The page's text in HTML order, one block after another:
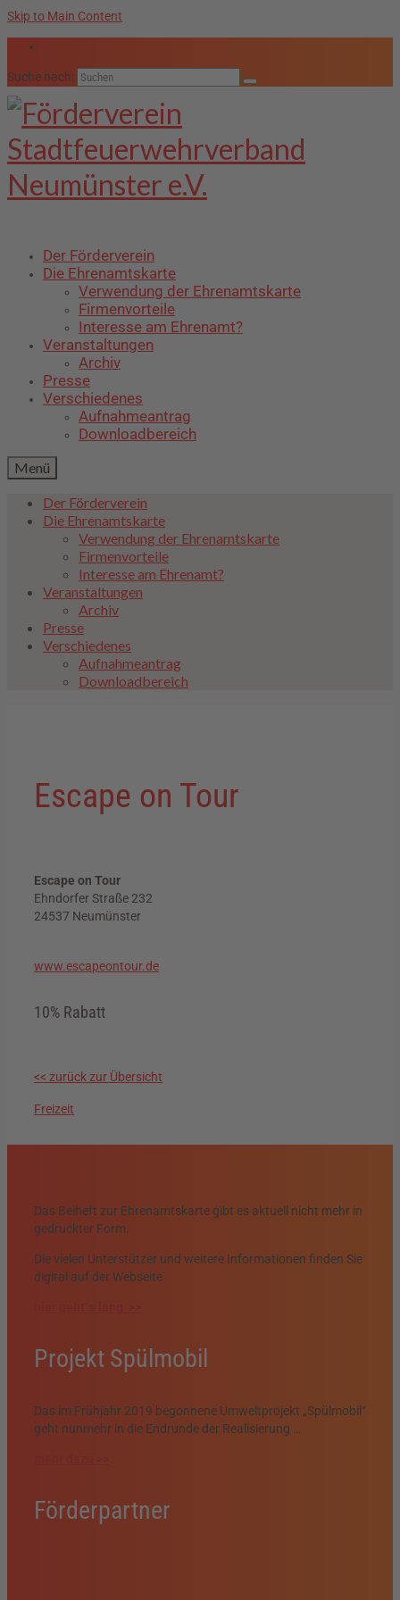
Skip to Main Content
Suche nach:
Der Förderverein
Die Ehrenamtskarte
Verwendung der Ehrenamtskarte
Firmenvorteile
Interesse am Ehrenamt?
Veranstaltungen
Archiv
Presse
Verschiedenes
Aufnahmeantrag
Downloadbereich
Menü
Der Förderverein
Die Ehrenamtskarte
Verwendung der Ehrenamtskarte
Firmenvorteile
Interesse am Ehrenamt?
Veranstaltungen
Archiv
Presse
Verschiedenes
Aufnahmeantrag
Downloadbereich
Escape on Tour
Escape on Tour
Ehndorfer Straße 232
24537 Neumünster
www.escapeontour.de
10% Rabatt
<< zurück zur Übersicht
Freizeit
Das Beiheft zur Ehrenamtskarte gibt es aktuell nicht mehr in
gedruckter Form.
Die vielen Unterstützer und weitere Informationen finden Sie
digital auf der Webseite
Projekt Spülmobil
Das im Frühjahr 2019 begonnene Umweltprojekt „Spülmobil“
geht nunmehr in die Endrunde der Realisierung …
Förderpartner